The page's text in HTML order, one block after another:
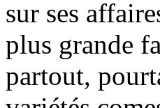
sur ses
plus grande
partout,